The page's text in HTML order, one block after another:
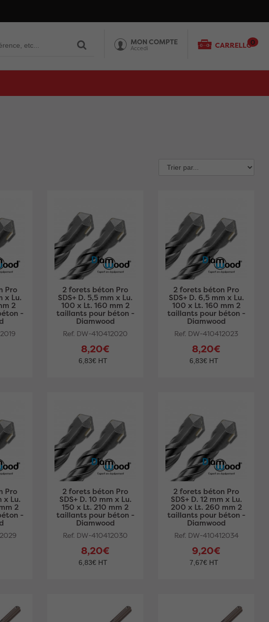
MON COMPTE
Accedi CARRELLO0
Pro
x Lu.
2
-
2 forets béton Pro
SDS+ D. 5,5 mm x Lu.
100 x Lt. 160 mm 2
taillants pour béton -
Diamwood
Ref. DW-410412020
8,20€
6,83€ HT
2 forets béton Pro
SDS+ D. 6,5 mm x Lu.
100 x Lt. 160 mm 2
taillants pour béton -
Diamwood
Ref. DW-410412023
8,20€
6,83€ HT
Pro
x Lu.
2
-
2 forets béton Pro
SDS+ D. 10 mm x Lu.
150 x Lt. 210 mm 2
taillants pour béton -
Diamwood
Ref. DW-410412030
8,20€
6,83€ HT
2 forets béton Pro
SDS+ D. 12 mm x Lu.
200 x Lt. 260 mm 2
taillants pour béton -
Diamwood
Ref. DW-410412034
9,20€
7,67€ HT